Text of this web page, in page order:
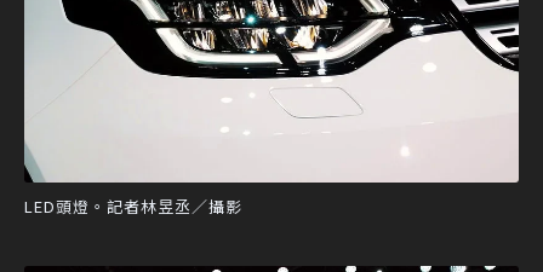
LED頭燈。記者林昱丞／攝影